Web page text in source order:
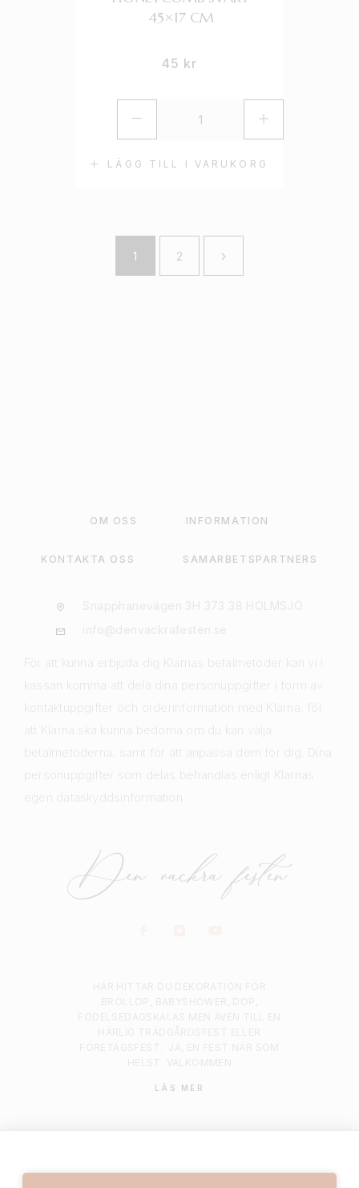
LÄGG TILL I VARUKORG
45×17 CM
45 kr
1 2
OM OSS INFORMATION
KONTAKTA OSS SAMARBETSPARTNERS
För att kunna erbjuda dig Klarnas betalmetoder kan vi i
kassan komma att dela dina personuppgifter i form av
kontaktuppgifter och orderinformation med Klarna, för
att Klarna ska kunna bedöma om du kan välja
betalmetoderna, samt för att anpassa dem för dig. Dina
personuppgifter som delas behandlas enligt Klarnas
egen dataskyddsinformation.
LÄS MER